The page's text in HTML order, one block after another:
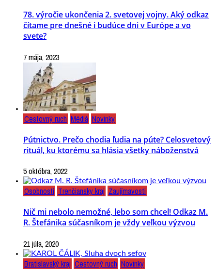
78. výročie ukončenia 2. svetovej vojny. Aký odkaz
čítame pre dnešné i budúce dni v Európe a vo
svete?
7 mája, 2023
Cestovný ruch Médiá Novinky
Pútnictvo. Prečo chodia ľudia na púte? Celosvetový
rituál, ku ktorému sa hlásia všetky náboženstvá
5 októbra, 2022
Osobnosti Trenčiansky kraj Zaujímavosti
Nič mi nebolo nemožné, lebo som chcel! Odkaz M.
R. Štefánika súčasníkom je vždy veľkou výzvou
21 júla, 2020
Bratislavský kraj Cestovný ruch Novinky